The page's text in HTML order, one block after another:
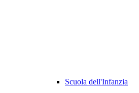
Scuola dell'Infanzia